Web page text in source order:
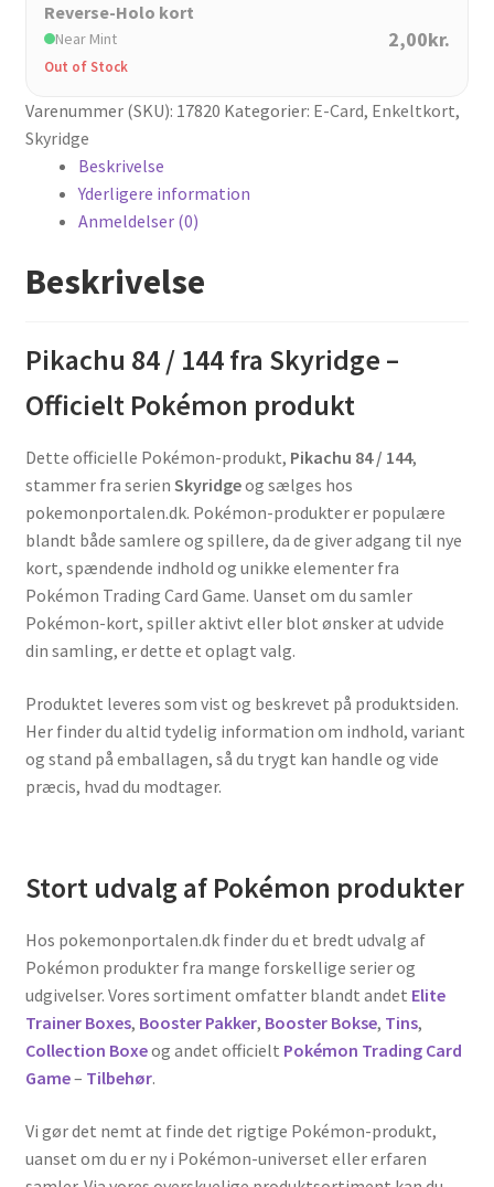
Reverse-Holo kort
Near Mint
Out of Stock
2,00kr.
Varenummer (SKU): 17820 Kategorier: E-Card, Enkeltkort,
Skyridge
Beskrivelse
Yderligere information
Anmeldelser (0)
Beskrivelse
Pikachu 84 / 144 fra Skyridge –
Officielt Pokémon produkt
Dette officielle Pokémon-produkt, Pikachu 84 / 144,
stammer fra serien Skyridgeog sælges hos
pokemonportalen.dk. Pokémon-produkter er populære
blandt både samlere og spillere, da de giver adgang til nye
kort, spændende indhold og unikke elementer fra
Pokémon Trading Card Game. Uanset om du samler
Pokémon-kort, spiller aktivt eller blot ønsker at udvide
din samling, er dette et oplagt valg.
Produktet leveres som vist og beskrevet på produktsiden.
Her finder du altid tydelig information om indhold, variant
og stand på emballagen, så du trygt kan handle og vide
præcis, hvad du modtager.
Stort udvalg af Pokémon produkter
Hos pokemonportalen.dk finder du et bredt udvalg af
Pokémon produkter fra mange forskellige serier og
udgivelser. Vores sortiment omfatter blandt andet Elite
Trainer Boxes, Booster Pakker, Booster Bokse, Tins,
Collection Boxeog andet officielt Pokémon Trading Card
Game– Tilbehør.
Vi gør det nemt at finde det rigtige Pokémon-produkt,
uanset om du er ny i Pokémon-universet eller erfaren